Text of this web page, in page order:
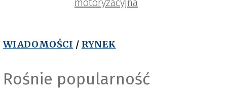
motoryzacyjna
WIADOMOŚCI / RYNEK
Rośnie popularność